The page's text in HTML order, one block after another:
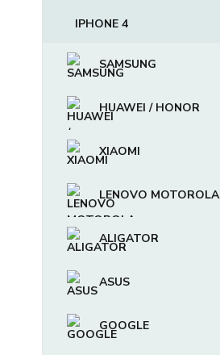
IPHONE 4
SAMSUNG
HUAWEI / HONOR
XIAOMI
LENOVO MOTOROLA
ALIGATOR
ASUS
GOOGLE